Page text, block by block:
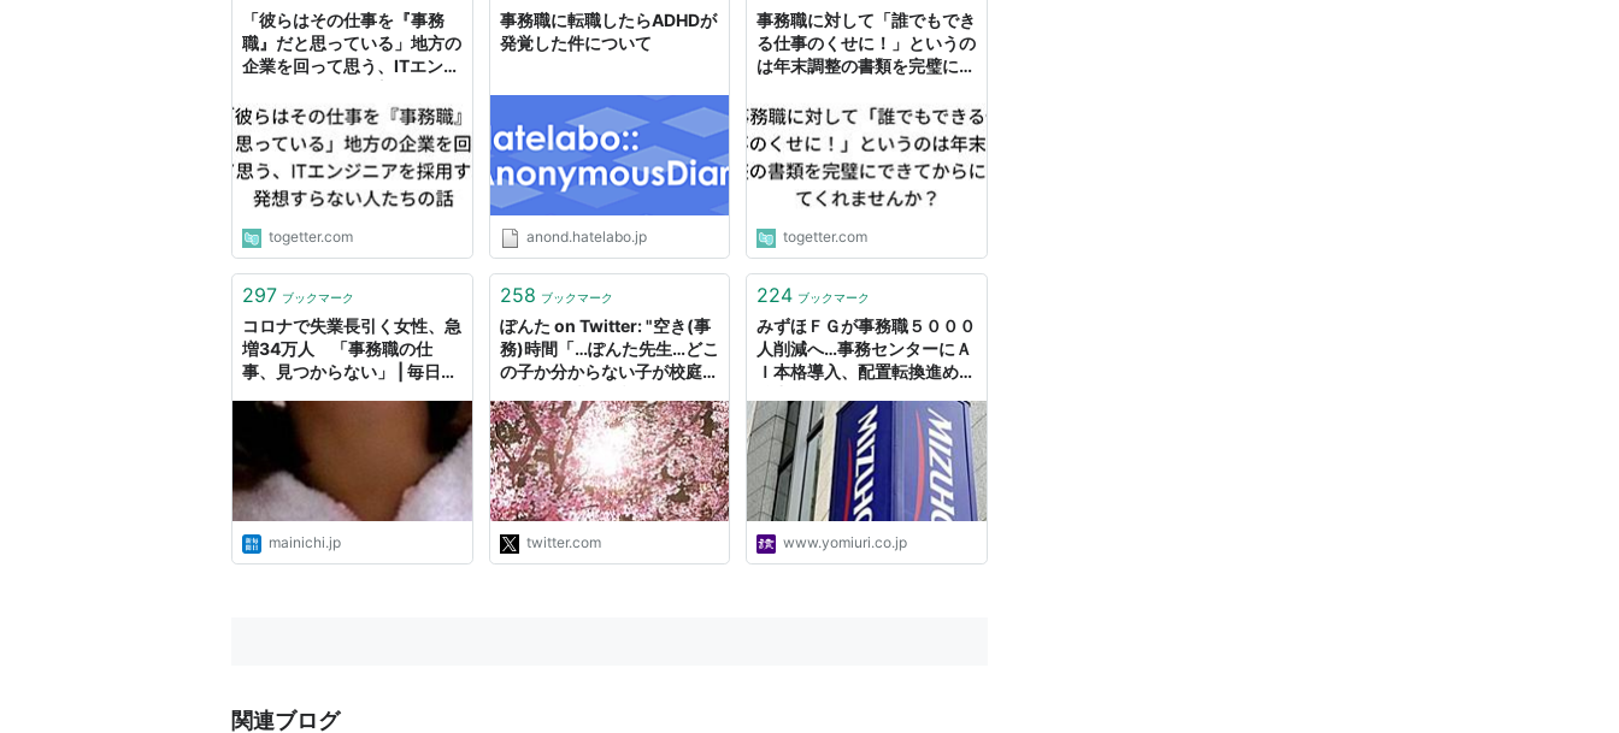
「彼らはその仕事を『事務
職』だと思っている」地方の
企業を回って思う、ITエンジ
人たちの話
togetter.com
事務職に転職したらADHDが
発覚した件について
anond.hatelabo.jp
事務職に対して「誰でもでき
る仕事のくせに！」というの
は年末調整の書類を完璧にで
か？
togetter.com
297 ブックマーク
コロナで失業長引く女性、急
増34万人 「事務職の仕
事、見つからない」 | 毎日新
mainichi.jp
258 ブックマーク
ぽんた on Twitter: "空き(事
務)時間「…ぽんた先生…どこ
の子か分からない子が校庭
ので対応して下さい、と事務
職。 変形の学ラン。眉毛無
し。大柄。 男の先生が戻っ
てきたら、ヘルプよろしく。
「おーい、まだ在校生が居る
時間だから校庭に入ってきて
はダメだよー！ で？きみ、
twitter.com
224 ブックマーク
みずほＦＧが事務職５０００
人削減へ…事務センターにＡ
Ｉ本格導入、配置転換進め収
www.yomiuri.co.jp
関連ブログ